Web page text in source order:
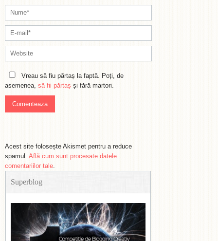
Vreau să fiu părtaș la faptă. Poți, de
asemenea, să fii părtaș și fără martori.
Acest site folosește Akismet pentru a reduce
spamul. Află cum sunt procesate datele
comentariilor tale.
Superblog